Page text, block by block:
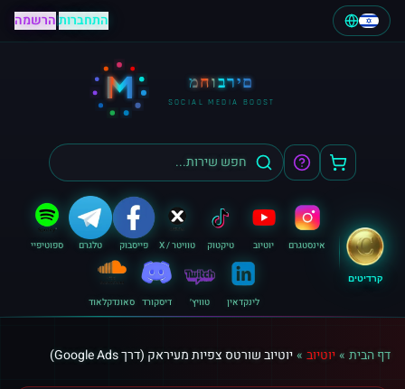
התחברות|הרשמה
M מחוברים
SOCIAL MEDIA BOOST
קרדיטים
אינסטגרם יוטיוב טיקטוק טוויטר / X פייסבוק טלגרם ספוטיפיי
לינקדאין טוויץ׳ דיסקורד סאונדקלאוד
דף הבית »יוטיוב »יוטיוב שורטס צפיות מעיראק (דרך Google Ads)